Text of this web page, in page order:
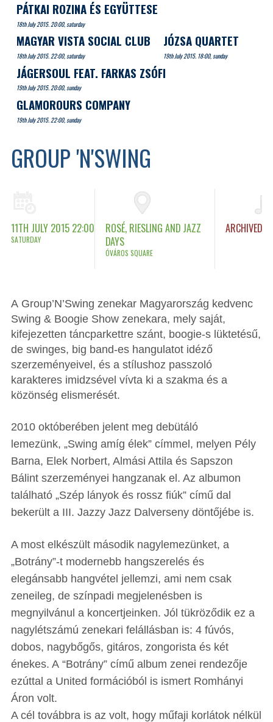
GROUP 'N'SWING
11TH JULY 2015 22:00
SATURDAY
ROSÉ, RIESLING AND JAZZ
DAYS
ÓVÁROS SQUARE
ARCHIVED
A Group’N’Swing zenekar Magyarország kedvenc
Swing & Boogie Show zenekara, mely saját,
kifejezetten táncparkettre szánt, boogie-s lüktetésű,
de swinges, big band-es hangulatot idéző
szerzeményeivel, és a stílushoz passzoló
karakteres imidzsével vívta ki a szakma és a
közönség elismerését.
2010 októberében jelent meg debütáló
lemezünk, „Swing amíg élek” címmel, melyen Pély
Barna, Elek Norbert, Almási Attila és Sapszon
Bálint szerzeményei hangzanak el. Az albumon
található „Szép lányok és rossz fiúk” című dal
bekerült a III. Jazzy Jazz Dalverseny döntőjébe is.
A most elkészült második nagylemezünket, a
„Botrány”-t modernebb hangszerelés és
elegánsabb hangvétel jellemzi, ami nem csak
zeneileg, de színpadi megjelenésben is
megnyilvánul a koncertjeinken. Jól tükröződik ez a
nagylétszámú zenekari felállásban is: 4 fúvós,
dobos, nagybőgős, gitáros, zongorista és két
énekes. A “Botrány” című album zenei rendezője
ezúttal a United formációból is ismert Romhányi
Áron volt.
A cél továbbra is az volt, hogy műfaji korlátok nélkül
PÁTKAI ROZINA ÉS EGYÜTTESE
18th July 2015. 20:00, saturday
MAGYAR VISTA SOCIAL CLUB
18th July 2015. 22:00, saturday
JÓZSA QUARTET
19th July 2015. 18:00, sunday
JÁGERSOUL FEAT. FARKAS ZSÓFI
19th July 2015. 20:00, sunday
GLAMOROURS COMPANY
19th July 2015. 22:00, sunday